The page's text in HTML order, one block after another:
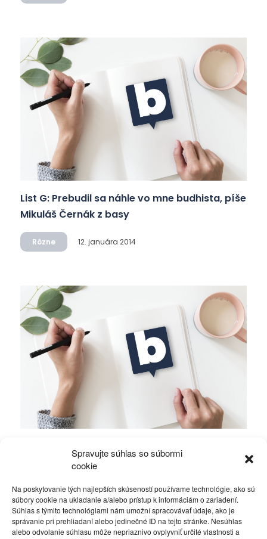
Spravujte súhlas so súbormi
cookie
Na poskytovanie tých najlepších skúseností používame technológie, ako sú
súbory cookie na ukladanie a/alebo prístup k informáciám o zariadení.
Súhlas s týmito technológiami nám umožní spracovávať údaje, ako je
správanie pri prehliadaní alebo jedinečné ID na tejto stránke. Nesúhlas
alebo odvolanie súhlasu môže nepriaznivo ovplyvniť určité vlastnosti a
List G: Prebudil sa náhle vo mne budhista, píše
Mikuláš Černák z basy
Rôzne 12. januára 2014
pyžamo, píše Mikuláš Černák z basy
Rôzne 30. decembra 2013